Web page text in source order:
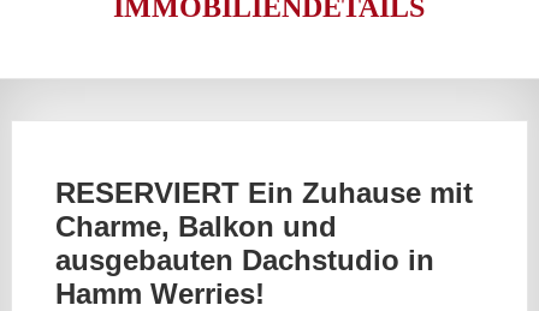
IMMOBILIENDETAILS
RESERVIERT Ein Zuhause mit
Charme, Balkon und
ausgebauten Dachstudio in
Hamm Werries!